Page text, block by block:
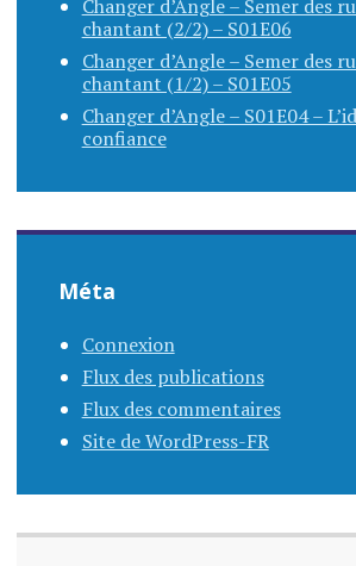
Changer d’Angle – Semer des
chantant (2/2) – S01E06
Changer d’Angle – Semer des
chantant (1/2) – S01E05
Changer d’Angle – S01E04 –
confiance
Méta
Connexion
Flux des publications
Flux des commentaires
Site de WordPress-FR